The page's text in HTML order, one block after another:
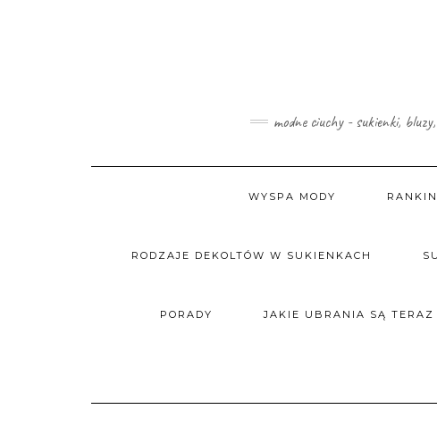
modne ciuchy - sukienki,
WYSPA MODY
RODZAJE DEKOLTÓW W SUKIENKACH
PORADY JAKIE UBRANIA SĄ TERAZ